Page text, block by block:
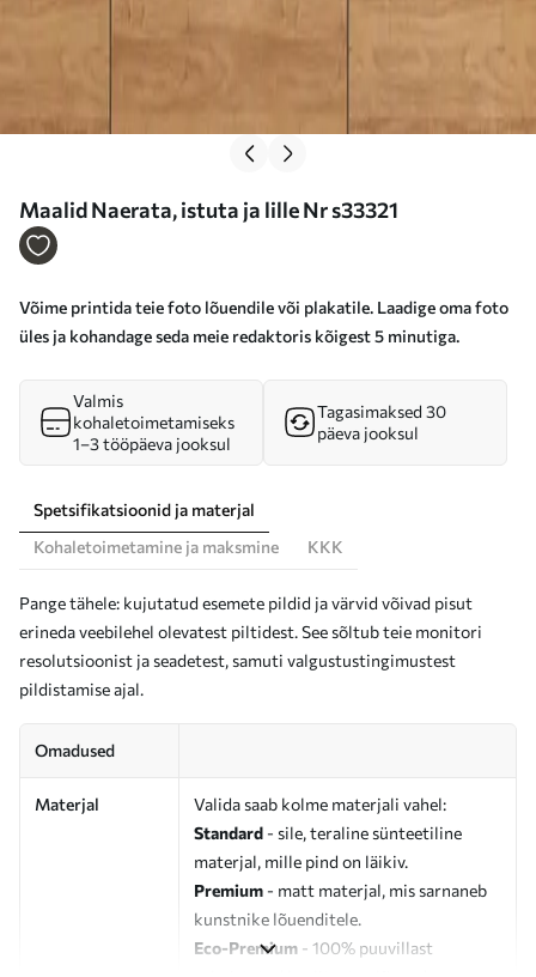
Maalid Naerata, istuta ja lille Nr s33321
Võime printida teie foto lõuendile või plakatile. Laadige oma foto
üles ja kohandage seda meie redaktoris kõigest 5 minutiga.
Valmis
kohaletoimetamiseks
1–3 tööpäeva jooksul
Tagasimaksed 30
päeva jooksul
Spetsifikatsioonid ja materjal
Kohaletoimetamine ja maksmine
KKK
Pange tähele: kujutatud esemete pildid ja värvid võivad pisut
erineda veebilehel olevatest piltidest. See sõltub teie monitori
resolutsioonist ja seadetest, samuti valgustustingimustest
pildistamise ajal.
Omadused
Materjal
Valida saab kolme materjali vahel:
Standard - sile, teraline sünteetiline
materjal, mille pind on läikiv.
Premium - matt materjal, mis sarnaneb
kunstnike lõuenditele.
Eco-Premium - 100% puuvillast